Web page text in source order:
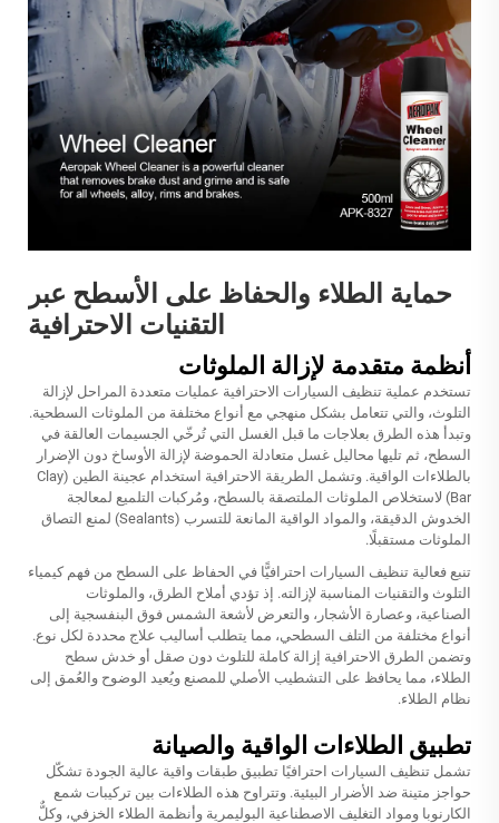
حماية الطلاء والحفاظ على الأسطح عبر
التقنيات الاحترافية
أنظمة متقدمة لإزالة الملوثات
تستخدم عملية تنظيف السيارات الاحترافية عمليات متعددة المراحل لإزالة
التلوث، والتي تتعامل بشكل منهجي مع أنواع مختلفة من الملوثات السطحية.
وتبدأ هذه الطرق بعلاجات ما قبل الغسل التي تُرخّي الجسيمات العالقة في
السطح، ثم تليها محاليل غسل متعادلة الحموضة لإزالة الأوساخ دون الإضرار
بالطلاءات الواقية. وتشمل الطريقة الاحترافية استخدام عجينة الطين (Clay
Bar) لاستخلاص الملوثات الملتصقة بالسطح، ومُركبات التلميع لمعالجة
الخدوش الدقيقة، والمواد الواقية المانعة للتسرب (Sealants) لمنع التصاق
الملوثات مستقبلًا.
تنبع فعالية تنظيف السيارات احترافيًّا في الحفاظ على السطح من فهم كيمياء
التلوث والتقنيات المناسبة لإزالته. إذ تؤدي أملاح الطرق، والملوثات
الصناعية، وعصارة الأشجار، والتعرض لأشعة الشمس فوق البنفسجية إلى
أنواع مختلفة من التلف السطحي، مما يتطلب أساليب علاج محددة لكل نوع.
وتضمن الطرق الاحترافية إزالة كاملة للتلوث دون صقل أو خدش سطح
الطلاء، مما يحافظ على التشطيب الأصلي للمصنع ويُعيد الوضوح والعُمق إلى
نظام الطلاء.
تطبيق الطلاءات الواقية والصيانة
تشمل تنظيف السيارات احترافيًا تطبيق طبقات واقية عالية الجودة تشكّل
حواجز متينة ضد الأضرار البيئية. وتتراوح هذه الطلاءات بين تركيبات شمع
الكارنوبا ومواد التغليف الاصطناعية البوليمرية وأنظمة الطلاء الخزفي، وكلٌّ